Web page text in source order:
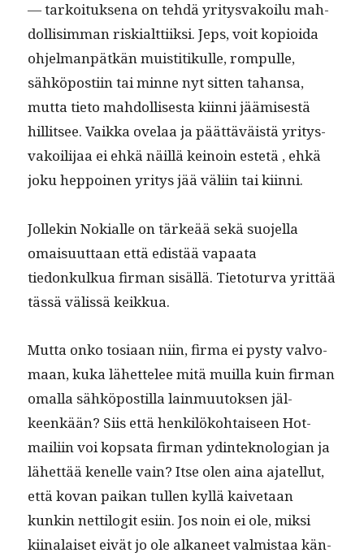
— tarkoituk­se­na on tehdä yri­tys­vakoilu mah­
dol­lisim­man riskialt­ti­ik­si. Jeps, voit kopi­oi­da
ohjel­man­pätkän muis­ti­tikulle, rompulle,
sähkö­posti­in tai minne nyt sit­ten tahansa,
mut­ta tieto mah­dol­lis­es­ta kiin­ni jäämis­es­tä
hillit­see. Vaik­ka ove­laa ja päät­täväistä yri­tys­
vakoil­i­jaa ei ehkä näil­lä keinoin estetä , ehkä
joku hep­poinen yri­tys jää väli­in tai kiinni.
Jollekin Nokialle on tärkeää sekä suo­jel­la
omaisu­ut­taan että edis­tää vapaa­ta
tiedonkulkua fir­man sisäl­lä. Tieto­tur­va yrit­tää
tässä välis­sä keikkua.
Mut­ta onko tosi­aan niin, fir­ma ei pysty valvo­
maan, kuka lähet­telee mitä muil­la kuin fir­man
oma­l­la sähkö­pos­til­la lain­muu­tok­sen jäl­
keenkään? Siis että henkilöko­htaiseen Hot­
maili­in voi kop­sa­ta fir­man ydin­te­knolo­gian ja
lähet­tää kenelle vain? Itse olen aina ajatel­lut,
että kovan paikan tullen kyl­lä kaive­taan
kunkin net­tilog­it esi­in. Jos noin ei ole, mik­si
kiinalaiset eivät jo ole alka­neet valmis­taa kän­